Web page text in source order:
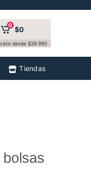
0 $0
desde $39.990
Tiendas